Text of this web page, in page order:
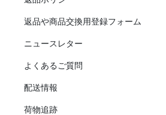
返品や商品交換用登録フォーム
ニュースレター
よくあるご質問
配送情報
荷物追跡